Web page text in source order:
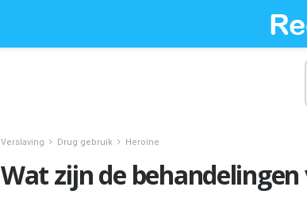
Verslaving Drug gebruik Heroïne
Wat zijn de